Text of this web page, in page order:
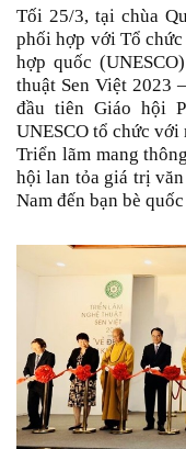
Tối 25/3, tại chùa
phối hợp với Tổ
hợp quốc
thuật Sen Việt 2023
đầu tiên Giáo hội
UNESCO tổ chức với
Triển lãm mang
hội lan tỏa giá trị
Nam đến bạn bè quốc